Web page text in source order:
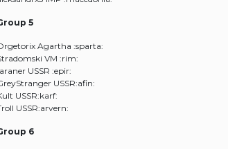
5
Agartha :sparta:
VM :rim:
USSR :epir:
USSR:afin:
USSR:karf:
USSR:arvern:
6